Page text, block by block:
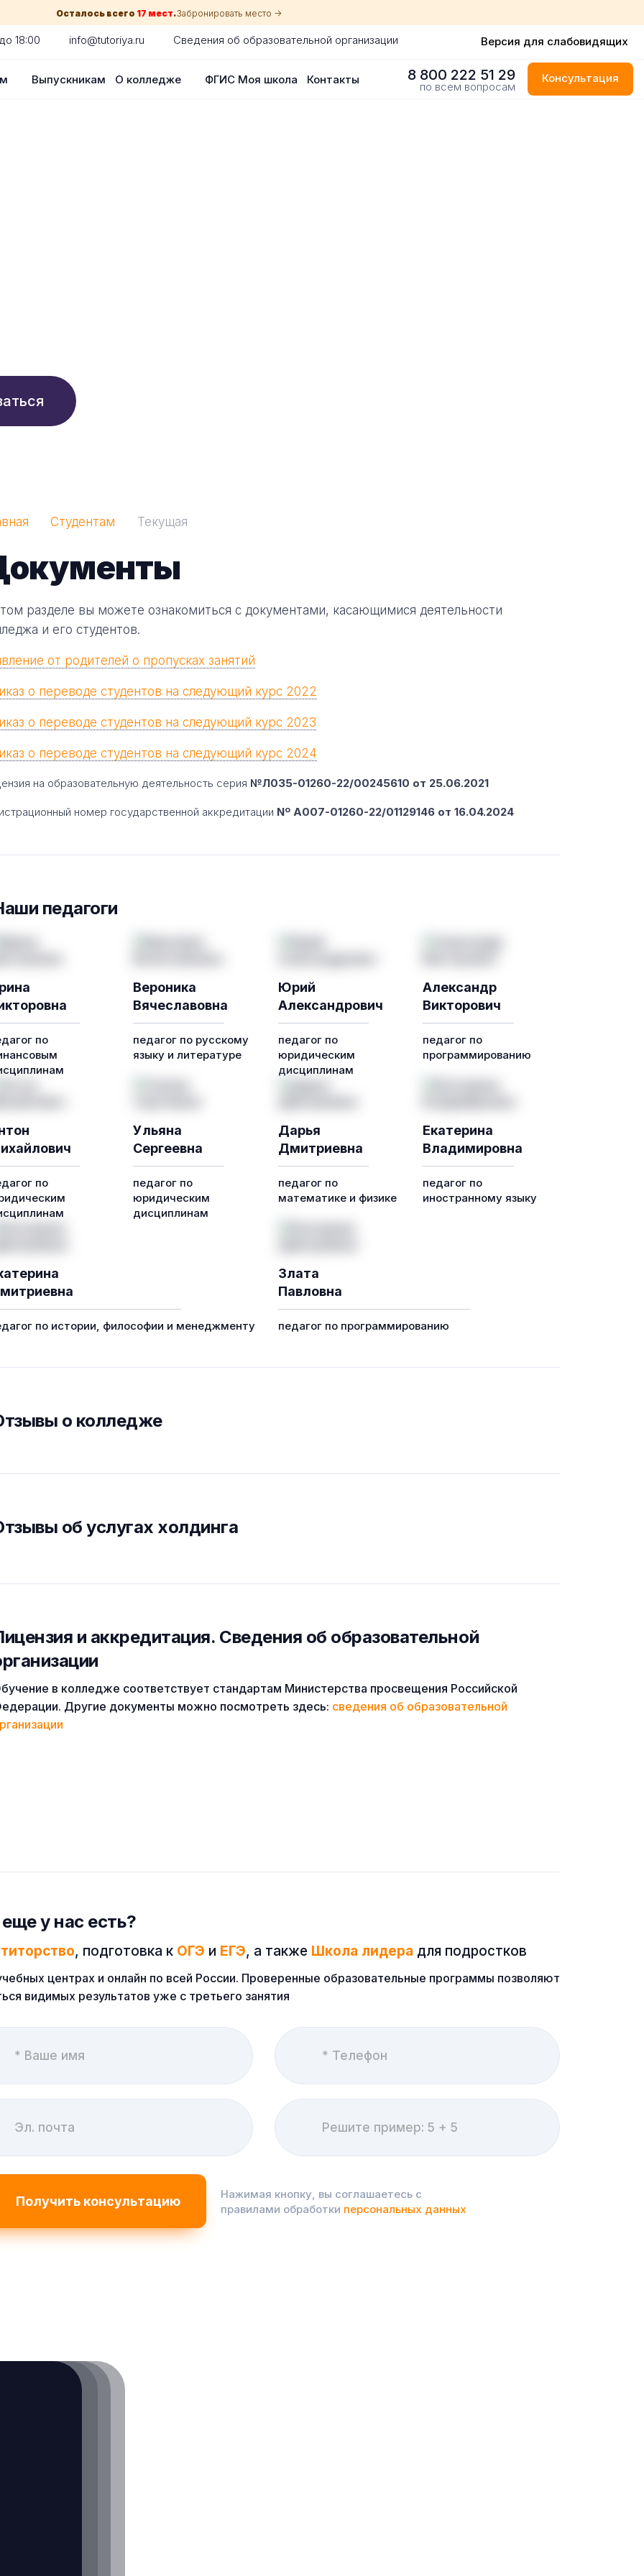
Осталось всего 17 мест.Забронировать место ->
18:00 info@tutoriya.ru Сведения об образовательной организации Версия для слабовидящих
Выпускникам О колледже ФГИС Моя школа Контакты 8 800 222 51 29
по всем вопросам
Консультация
Студентам Текущая
разделе вы можете ознакомиться с документами, касающимися деятельности
и его студентов.
от родителей о пропусках занятий
о переводе студентов на следующий курс 2022
о переводе студентов на следующий курс 2023
о переводе студентов на следующий курс 2024
на образовательную деятельность серия №Л035-01260-22/00245610 от 25.06.2021
номер государственной аккредитации Nº A007-01260-22/01129146 от 16.04.2024
педагоги
по
Вероника
Вячеславовна
педагог по русскому
языку и литературе
Юрий
Александрович
педагог по
юридическим
дисциплинам
Александр
Викторович
педагог по
программированию
по
Ульяна
Сергеевна
педагог по
юридическим
дисциплинам
Дарья
Дмитриевна
педагог по
математике и физике
Екатерина
Владимировна
педагог по
иностранному языку
по истории, философии и менеджменту
Злата
Павловна
педагог по программированию
о колледже
об услугах холдинга
и аккредитация. Cведения об образовательной
в колледже соответствует стандартам Министерства просвещения Российской
Другие документы можно посмотреть здесь: сведения об образовательной
у нас есть?
, подготовка к ОГЭ и ЕГЭ, а также Школа лидера для подростков
центрах и онлайн по всей России. Проверенные образовательные программы позволяют
видимых результатов уже с третьего занятия
Нажимая кнопку, вы соглашаетесь с
правилами обработки персональных данных